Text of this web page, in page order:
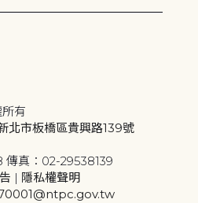
有
北市板橋區貴興路139號
真：02-29538139
| 隱私權聲明